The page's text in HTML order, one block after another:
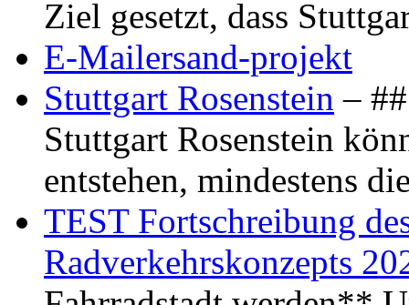
Ziel gesetzt, dass
E-Mailersand-projekt
Stuttgart Rosenstein –
Stuttgart Rosenstein
entstehen, mindestens
TEST Fortschreibung
Radverkehrskonzepts